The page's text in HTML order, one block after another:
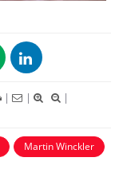
| |
|
Martin Winckler